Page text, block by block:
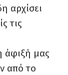
αρχίσει
τις
άφιξή μας
από το